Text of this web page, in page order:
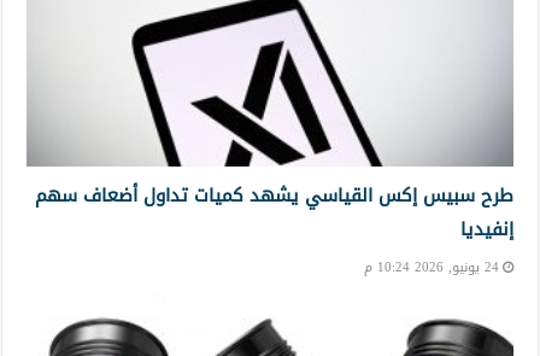
طرح سبيس إكس القياسي يشهد كميات تداول أضعاف سهم
إنفيديا
24 يونيو, 2026 10:24 م